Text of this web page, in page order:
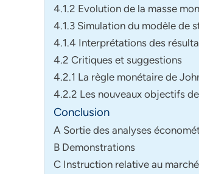
4.1.2 Evolution de la masse
4.1.3 Simulation du modèle de
4.1.4 Interprétations des
4.2 Critiques et suggestions
4.2.1 La règle monétaire de
4.2.2 Les nouveaux objectifs
Conclusion
A Sortie des analyses
B Demonstrations
C Instruction relative au